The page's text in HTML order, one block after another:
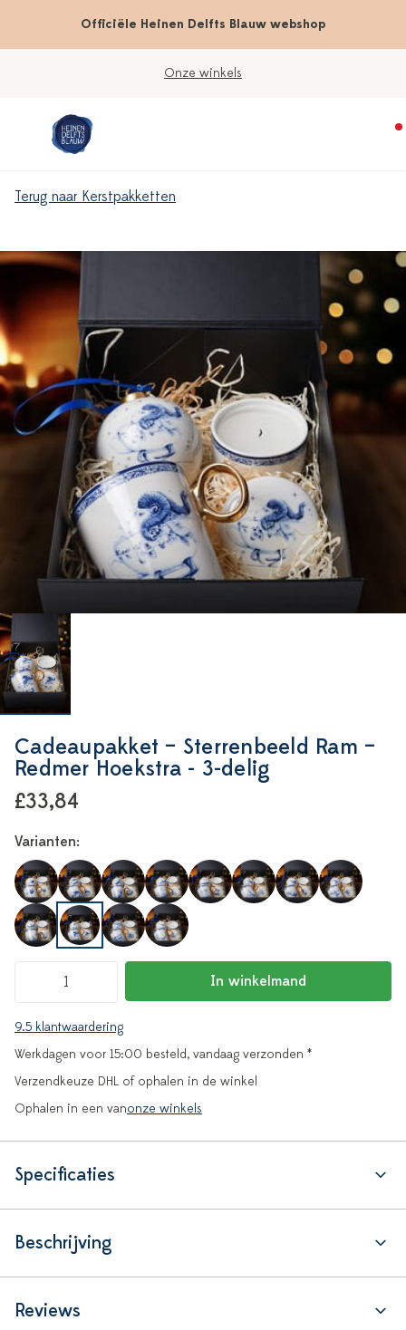
Officiële Heinen Delfts Blauw webshop
Onze winkels
Terug naar Kerstpakketten
Cadeaupakket – Sterrenbeeld Ram –
Redmer Hoekstra - 3-delig
£33,84
Varianten:
In winkelmand
9.5 klantwaardering
Werkdagen voor 15:00 besteld, vandaag verzonden *
Verzendkeuze DHL of ophalen in de winkel
Ophalen in een vanonze winkels
Specificaties
Beschrijving
Reviews